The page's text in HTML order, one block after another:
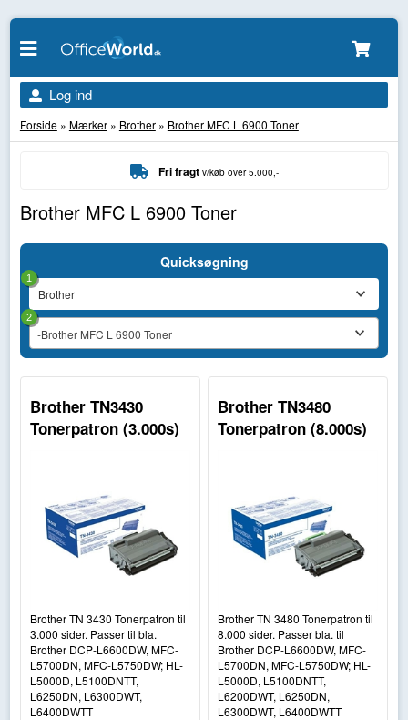
Log ind
Forside» Mærker» Brother» Brother MFC L 6900 Toner
Fri fragt v/køb over 5.000,-
Brother MFC L 6900 Toner
Quicksøgning
1
-Brother MFC L 6900 Toner
2
Brother TN3430
Tonerpatron (3.000s)
Brother TN 3430 Tonerpatron til
3.000 sider. Passer til bla.
Brother DCP-L6600DW, MFC-
L5700DN, MFC-L5750DW; HL-
L5000D, L5100DNTT,
L6250DN, L6300DWT,
L6400DWTT
Brother TN3480
Tonerpatron (8.000s)
Brother TN 3480 Tonerpatron til
8.000 sider. Passer bla. til
Brother DCP-L6600DW, MFC-
L5700DN, MFC-L5750DW; HL-
L5000D, L5100DNTT,
L6200DWT, L6250DN,
L6300DWT, L6400DWTT